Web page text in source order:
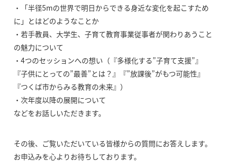
・「半径5mの世界で明日からできる身近な変化を起こすため
に」とはどのようなことか
・若手教員、大学生、子育て教育事業従事者が関わりあうこと
の魅力について
・4つのセッションへの想い（『多様化する”子育て支援”』
『子供にとっての”最善”とは？』『”放課後”がもつ可能性』
『つくば市からみる教育の未来』）
・次年度以降の展開について
などをお話しいただきます。
その後、ご覧いただいている皆様からの質問にお答えします。
お申込みを心よりお待ちしております。